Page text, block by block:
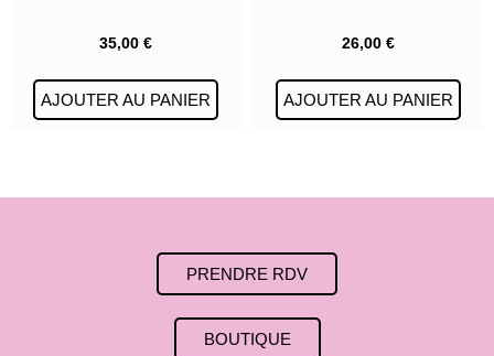
35,00€
AJOUTER AU PANIER
26,00 €
AJOUTER AU PANIER
PRENDRE RDV
BOUTIQUE